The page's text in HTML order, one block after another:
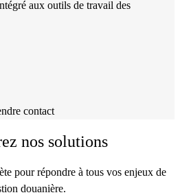
aux outils de travail des
contact
nos solutions
pour répondre à tous vos enjeux de
douanière.